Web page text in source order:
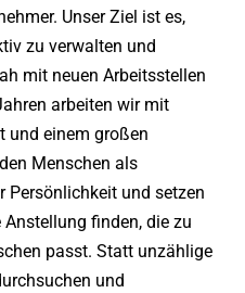
Unser Ziel ist es,
zu verwalten und
mit neuen Arbeitsstellen
arbeiten wir mit
und einem großen
Menschen als
Persönlichkeit und setzen
finden, die zu
passt. Statt unzählige
und